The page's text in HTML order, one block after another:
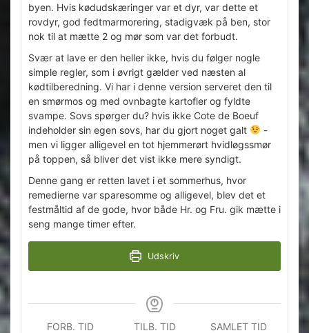
byen. Hvis kødudskæringer var et dyr, var dette et
rovdyr, god fedtmarmorering, stadigvæk på ben, stor
nok til at mætte 2 og mør som var det forbudt.
Svær at lave er den heller ikke, hvis du følger nogle
simple regler, som i øvrigt gælder ved næsten al
kødtilberedning. Vi har i denne version serveret den til
en smørmos og med ovnbagte kartofler og fyldte
svampe. Sovs spørger du? hvis ikke Cote de Boeuf
indeholder sin egen sovs, har du gjort noget galt
-
men vi ligger alligevel en tot hjemmerørt hvidløgssmør
på toppen, så bliver det vist ikke mere syndigt.
Denne gang er retten lavet i et sommerhus, hvor
remedierne var sparesomme og alligevel, blev det et
festmåltid af de gode, hvor både Hr. og Fru. gik mætte i
seng mange timer efter.
Udskriv
FORB. TID
TILB. TID
SAMLET TID